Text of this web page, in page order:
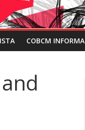
COBCM INFORMA